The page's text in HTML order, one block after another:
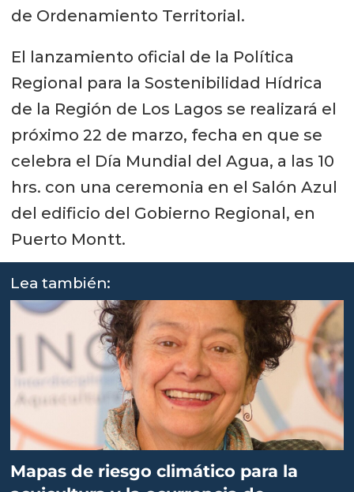
de Ordenamiento Territorial.
El lanzamiento oficial de la Política
Regional para la Sostenibilidad Hídrica
de la Región de Los Lagos se realizará el
próximo 22 de marzo, fecha en que se
celebra el Día Mundial del Agua, a las 10
hrs. con una ceremonia en el Salón Azul
del edificio del Gobierno Regional, en
Puerto Montt.
Lea también:
Mapas de riesgo climático para la